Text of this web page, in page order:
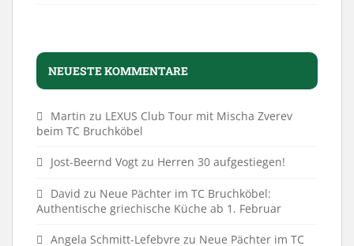
NEUESTE KOMMENTARE
Martin zu LEXUS Club Tour mit Mischa Zverev
beim TC Bruchköbel
Jost-Beernd Vogt zu Herren 30 aufgestiegen!
David zu Neue Pächter im TC Bruchköbel:
Authentische griechische Küche ab 1. Februar
Angela Schmitt-Lefebvre zu Neue Pächter im TC